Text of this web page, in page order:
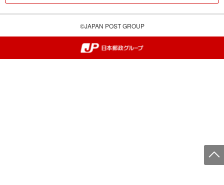
©JAPAN POST GROUP